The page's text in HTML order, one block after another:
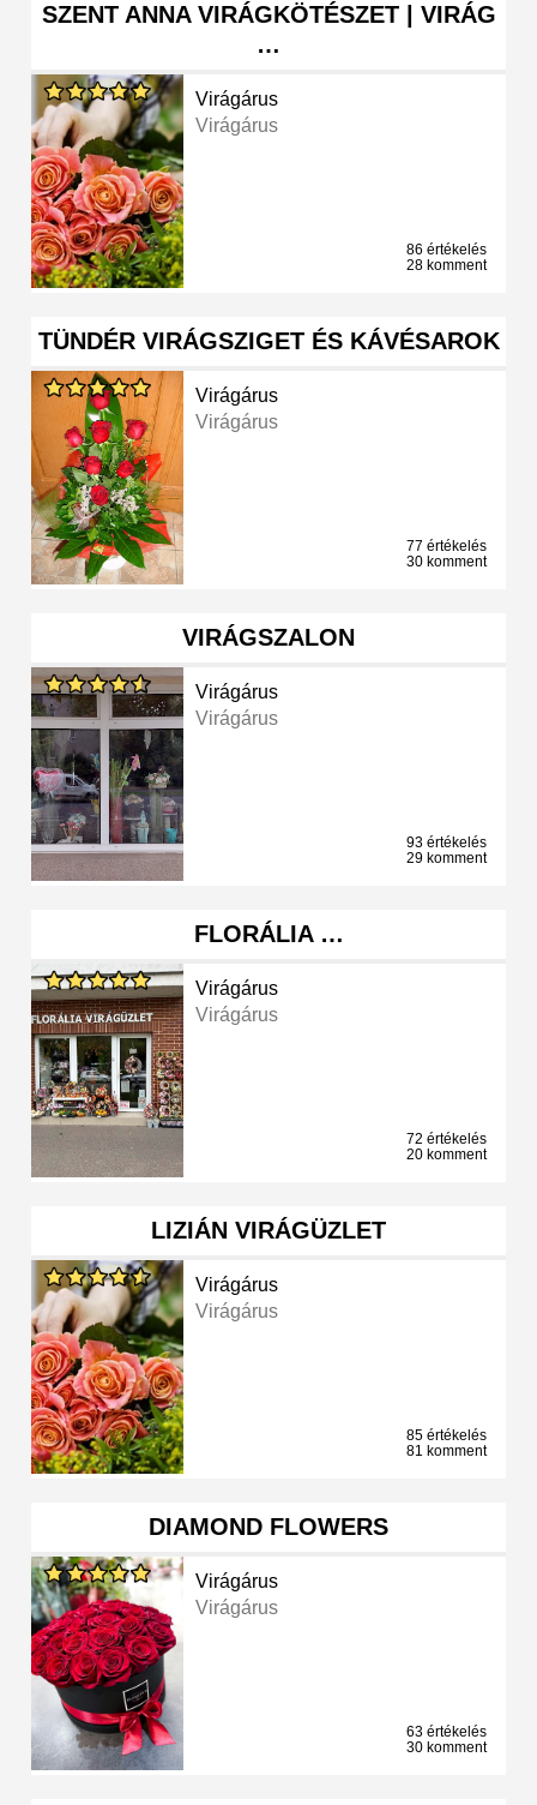
SZENT ANNA VIRÁGKÖTÉSZET | VIRÁG
…
Virágárus
Virágárus
86 értékelés
28 komment
TÜNDÉR VIRÁGSZIGET ÉS KÁVÉSAROK
Virágárus
Virágárus
77 értékelés
30 komment
VIRÁGSZALON
Virágárus
Virágárus
93 értékelés
29 komment
FLORÁLIA …
Virágárus
Virágárus
72 értékelés
20 komment
LIZIÁN VIRÁGÜZLET
Virágárus
Virágárus
85 értékelés
81 komment
DIAMOND FLOWERS
Virágárus
Virágárus
63 értékelés
30 komment